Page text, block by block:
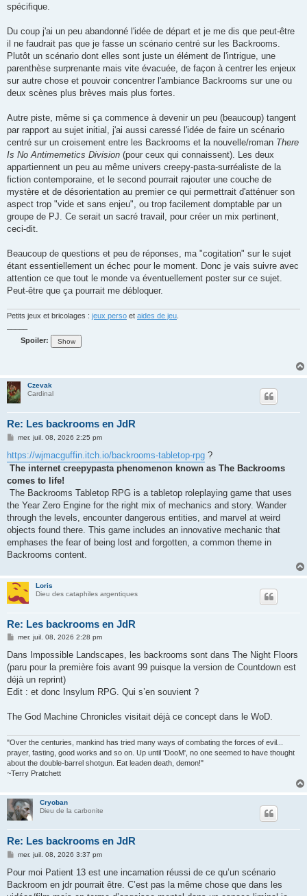
spécifique.
Du coup j'ai un peu abandonné l'idée de départ et je me dis que peut-être
il ne faudrait pas que je fasse un scénario centré sur les Backrooms.
Plutôt un scénario dont elles sont juste un élément de l'intrigue, une
parenthèse surprenante mais vite évacuée, de façon à centrer les enjeux
sur autre chose et pouvoir concentrer l'ambiance Backrooms sur une ou
deux scènes plus brèves mais plus fortes.
Autre piste, même si ça commence à devenir un peu (beaucoup) tangent
par rapport au sujet initial, j'ai aussi caressé l'idée de faire un scénario
centré sur un croisement entre les Backrooms et la nouvelle/roman There
Is No Antimemetics Division (pour ceux qui connaissent). Les deux
appartiennent un peu au même univers creepy-pasta-surréaliste de la
fiction contemporaine, et le second pourrait rajouter une couche de
mystère et de désorientation au premier ce qui permettrait d'atténuer son
aspect trop "vide et sans enjeu", ou trop facilement domptable par un
groupe de PJ. Ce serait un sacré travail, pour créer un mix pertinent,
ceci-dit.
Beaucoup de questions et peu de réponses, ma "cogitation" sur le sujet
étant essentiellement un échec pour le moment. Donc je vais suivre avec
attention ce que tout le monde va éventuellement poster sur ce sujet.
Peut-être que ça pourrait me débloquer.
Petits jeux et bricolages : jeux perso et aides de jeu
Spoiler:
Czevak
Cardinal
Re: Les backrooms en JdR
M
s
s
a
g
e
mer. juil. 08, 2026 2:25 pm
https://wjmacguffin.itch.io/backrooms-tabletop-rpg ?
The internet creepypasta phenomenon known as The Backrooms
comes to life!
The Backrooms Tabletop RPG is a tabletop roleplaying game that uses
the Year Zero Engine for the right mix of mechanics and story. Wander
through the levels, encounter dangerous entities, and marvel at weird
objects found there. This game includes an innovative mechanic that
emphases the fear of being lost and forgotten, a common theme in
Backrooms content.
Loris
Dieu des cataphiles argentiques
Re: Les backrooms en JdR
M
s
a
g
e
mer. juil. 08, 2026 2:28 pm
Dans Impossible Landscapes, les backrooms sont dans The Night Floors
(paru pour la première fois avant 99 puisque la version de Countdown est
déjà un reprint)
Edit : et donc Insylum RPG. Qui s’en souvient ?
The God Machine Chronicles visitait déjà ce concept dans le WoD.
"Over the centuries, mankind has tried many ways of combating the forces of evil...
prayer, fasting, good works and so on. Up until 'DooM', no one seemed to have thought
about the double-barrel shotgun. Eat leaden death, demon!"
~Terry Pratchett
Cryoban
Dieu de la carbonite
Re: Les backrooms en JdR
M
s
a
mer. juil. 08, 2026 3:37 pm
Pour moi Patient 13 est une incarnation réussi de ce qu’un scénario
Backroom en jdr pourrait être. C’est pas la même chose que dans les